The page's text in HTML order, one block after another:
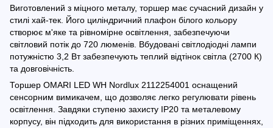
Виготовлений з міцного металу, торшер має сучасний дизайн у
стилі хай-тек. Його циліндричний плафон білого кольору
створює м'яке та рівномірне освітлення, забезпечуючи
світловий потік до 720 люменів. Вбудовані світлодіодні лампи
потужністю 3,2 Вт забезпечують теплий відтінок світла (2700 К)
та довговічність.
Торшер OMARI LED WH Nordlux 2112254001 оснащений
сенсорним вимикачем, що дозволяє легко регулювати рівень
освітлення. Завдяки ступеню захисту IP20 та металевому
корпусу, він підходить для використання в різних приміщеннях,